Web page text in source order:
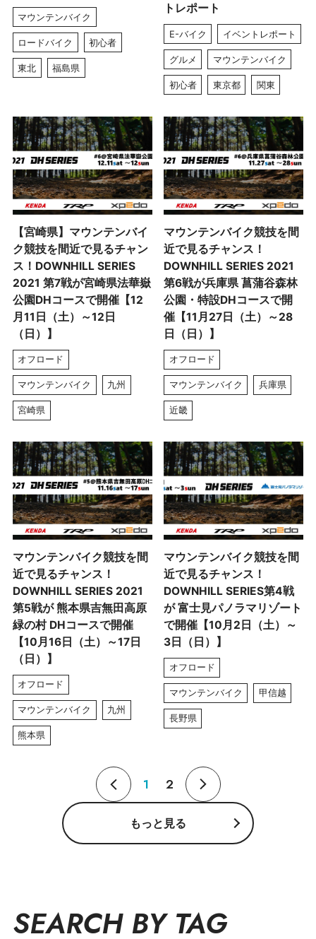
マウンテンバイク
ロードバイク 初心者
東北 福島県
トレポート
E-バイク イベントレポート
グルメ マウンテンバイク
初心者 東京都 関東
【宮崎県】マウンテンバイ
ク競技を間近で見るチャン
ス！DOWNHILL SERIES
2021 第7戦が宮崎県法華嶽
公園DHコースで開催【12
月11日（土）～12日
（日）】
オフロード
マウンテンバイク 九州
宮崎県
マウンテンバイク競技を間
近で見るチャンス！
DOWNHILL SERIES 2021
第6戦が兵庫県 菖蒲谷森林
公園・特設DHコースで開
催【11月27日（土）～28
日（日）】
オフロード
マウンテンバイク 兵庫県
近畿
マウンテンバイク競技を間
近で見るチャンス！
DOWNHILL SERIES 2021
第5戦が 熊本県吉無田高原
緑の村 DHコースで開催
【10月16日（土）～17日
（日）】
オフロード
マウンテンバイク 九州
熊本県
マウンテンバイク競技を間
近で見るチャンス！
DOWNHILL SERIES第4戦
が 富士見パノラマリゾート
で開催【10月2日（土）～
3日（日）】
オフロード
マウンテンバイク 甲信越
長野県
1 2
もっと見る
SEARCH BY TAG